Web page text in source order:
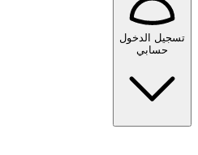
تسجيل الدخول
حسابي